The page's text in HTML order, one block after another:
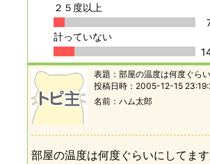
２５度以上
計っていない
表題： 部屋の温度は何度ぐら
投稿日時： 2005-12-15
名前
ハム太郎
部屋の温度は何度ぐらいにしてま